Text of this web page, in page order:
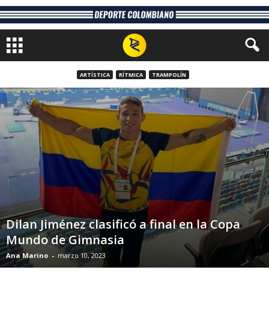
ARTÍSTICA RÍTMICA TRAMPOLÍN
Dilan Jiménez clasificó a final en la Copa
Mundo de Gimnasia
Ana Marino - marzo 10, 2023